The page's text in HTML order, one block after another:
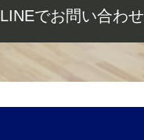
LINEでお問い合わせ